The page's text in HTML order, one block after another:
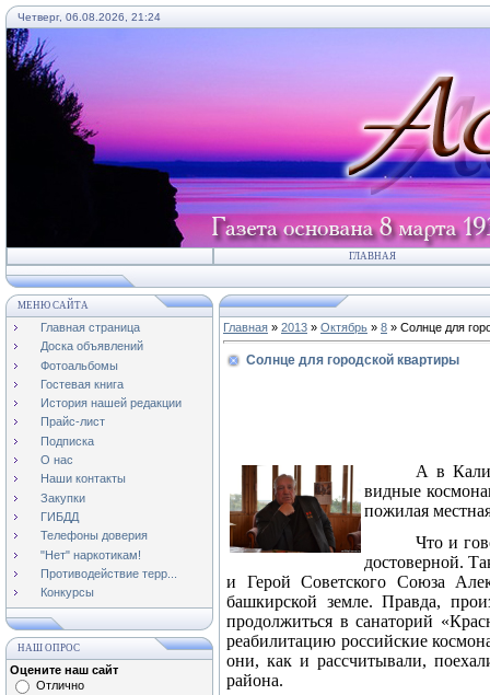
Четверг, 06.08.2026, 21:24
ГЛАВНАЯ
МЕНЮ САЙТА
Главная страница
Доска объявлений
Фотоальбомы
Гостевая книга
История нашей редакции
Прайс-лист
Подписка
О нас
Наши контакты
Закупки
ГИБДД
Телефоны доверия
"Нет" наркотикам!
Противодействие терр...
Конкурсы
НАШ ОПРОС
Оцените наш сайт
Отлично
Главная » 2013 » Октябрь » 8 » Солнце для
Солнце для городской квартиры
А в
видные
пожилая
Что и
достоверной.
и Герой Советского Союза
башкирской земле. Правда,
продолжиться в санаторий
реабилитацию российские
они, как и рассчитывали,
района.